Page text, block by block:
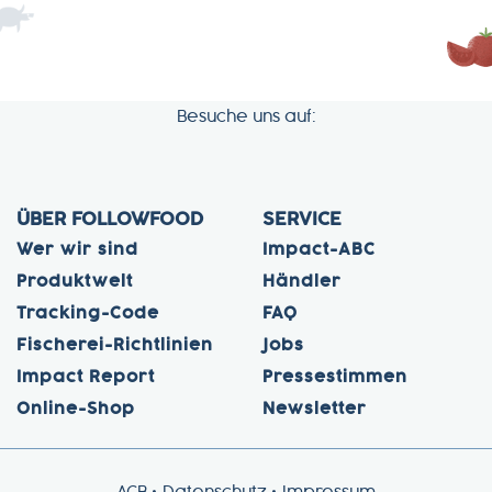
Besuche uns auf:
ÜBER FOLLOWFOOD
Wer wir sind
Produktwelt
Tracking-Code
Fischerei-Richtlinien
Impact Report
Online-Shop
SERVICE
Impact-ABC
Händler
FAQ
Jobs
Pressestimmen
Newsletter